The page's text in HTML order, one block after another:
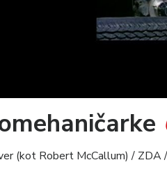
(kot Robert McCallum) /